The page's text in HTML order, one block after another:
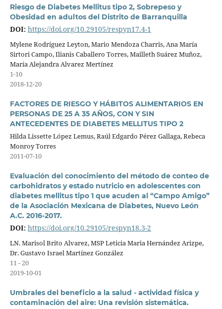
Riesgo de Diabetes Mellitus tipo 2, Sobrepeso y
Obesidad en adultos del Distrito de Barranquilla
DOI: https://doi.org/10.29105/respyn17.4-1
Mylene Rodríguez Leyton, Mario Mendoza Charris, Ana María
Sirtori Campo, Ilianis Caballero Torres, Mailleth Suárez Muñoz,
María Alejandra Alvarez Mertínez
1-10
2018-12-20
FACTORES DE RIESGO Y HÁBITOS ALIMENTARIOS EN
PERSONAS DE 25 A 35 AÑOS, CON Y SIN
ANTECEDENTES DE DIABETES MELLITUS TIPO 2
Hilda Lissette López Lemus, Raúl Edgardo Pérez Gallaga, Rebeca
Monroy Torres
2011-07-10
Evaluación del conocimiento del método de conteo de
carbohidratos y estado nutricio en adolescentes con
diabetes mellitus tipo 1 que acuden al “Campo Amigo”
de la Asociación Mexicana de Diabetes, Nuevo León
A.C. 2016-2017.
DOI: https://doi.org/10.29105/respyn18.3-2
LN. Marisol Brito Alvarez, MSP Leticia Maria Hernández Arizpe,
Dr. Gustavo Israel Martínez González
11 - 20
2019-10-01
Umbrales del beneficio a la salud - actividad física y
contaminación del aire: Una revisión sistemática.